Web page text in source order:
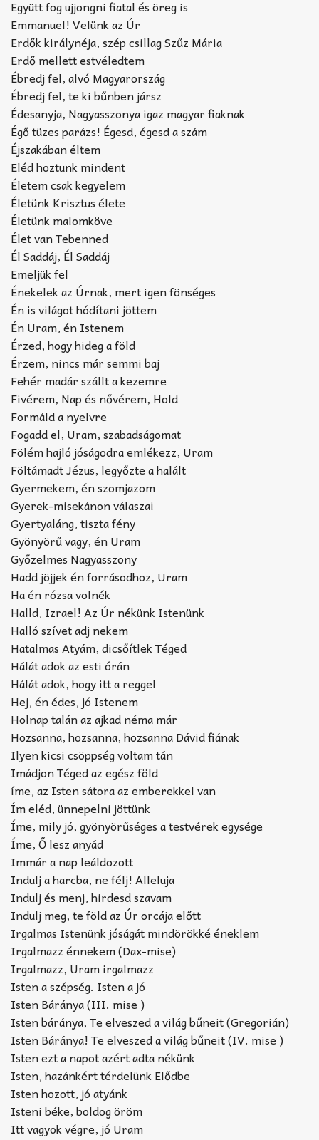
Együtt fog ujjongni fiatal és öreg is
Emmanuel! Velünk az Úr
Erdők királynéja, szép csillag Szűz Mária
Erdő mellett estvéledtem
Ébredj fel, alvó Magyarország
Ébredj fel, te ki bűnben jársz
Édesanyja, Nagyasszonya igaz magyar fiaknak
Égő tüzes parázs! Égesd, égesd a szám
Éjszakában éltem
Eléd hoztunk mindent
Életem csak kegyelem
Életünk Krisztus élete
Életünk malomköve
Élet van Tebenned
Él Saddáj, Él Saddáj
Emeljük fel
Énekelek az Úrnak, mert igen fönséges
Én is világot hódítani jöttem
Én Uram, én Istenem
Érzed, hogy hideg a föld
Érzem, nincs már semmi baj
Fehér madár szállt a kezemre
Fivérem, Nap és nővérem, Hold
Formáld a nyelvre
Fogadd el, Uram, szabadságomat
Fölém hajló jóságodra emlékezz, Uram
Föltámadt Jézus, legyőzte a halált
Gyermekem, én szomjazom
Gyerek-misekánon válaszai
Gyertyaláng, tiszta fény
Gyönyörű vagy, én Uram
Győzelmes Nagyasszony
Hadd jöjjek én forrásodhoz, Uram
Ha én rózsa volnék
Halld, Izrael! Az Úr nékünk Istenünk
Halló szívet adj nekem
Hatalmas Atyám, dicsőítlek Téged
Hálát adok az esti órán
Hálát adok, hogy itt a reggel
Hej, én édes, jó Istenem
Holnap talán az ajkad néma már
Hozsanna, hozsanna, hozsanna Dávid fiának
Ilyen kicsi csöppség voltam tán
Imádjon Téged az egész föld
íme, az Isten sátora az emberekkel van
Ím eléd, ünnepelni jöttünk
Íme, mily jó, gyönyörűséges a testvérek egysége
Íme, Ő lesz anyád
Immár a nap leáldozott
Indulj a harcba, ne félj! Alleluja
Indulj és menj, hirdesd szavam
Indulj meg, te föld az Úr orcája előtt
Irgalmas Istenünk jóságát mindörökké éneklem
Irgalmazz énnekem (Dax-mise)
Irgalmazz, Uram irgalmazz
Isten a szépség. Isten a jó
Isten Báránya (III. mise )
Isten báránya, Te elveszed a világ bűneit (Gregorián)
Isten Báránya! Te elveszed a világ bűneit (IV. mise )
Isten ezt a napot azért adta nékünk
Isten, hazánkért térdelünk Elődbe
Isten hozott, jó atyánk
Isteni béke, boldog öröm
Itt vagyok végre, jó Uram